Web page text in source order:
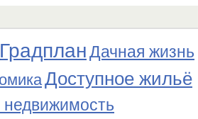
ГрадпланДачная жизнь
Доступное жильё
недвижимость